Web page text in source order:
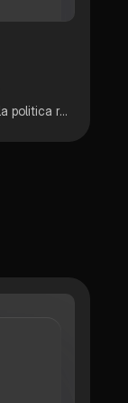
Costantino: - la conquista del potere - la politica religiosa - amministrazione dell’esercito - la politica fiscale di costantino - società bloccata - burocrazia e corruzione - il consiglio di Nicea